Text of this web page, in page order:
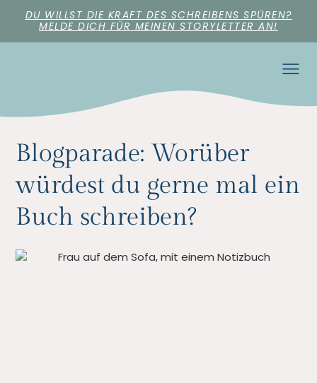
DU WILLST DIE KRAFT DES SCHREIBENS SPÜREN?
MELDE DICH FÜR MEINEN STORYLETTER AN!
Blogparade: Worüber
würdest du gerne mal ein
Buch schreiben?